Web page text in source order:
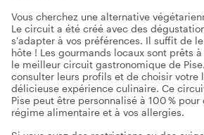
Vous cherchez une alternative
Le circuit a été créé avec des
s'adapter à vos préférences. Il suffit de
hôte ! Les gourmands locaux sont prêts
le meilleur circuit gastronomique de
consulter leurs profils et de choisir votre
délicieuse expérience culinaire. Ce
Pise peut être personnalisé à 100 %
régime alimentaire et à vos allergies.